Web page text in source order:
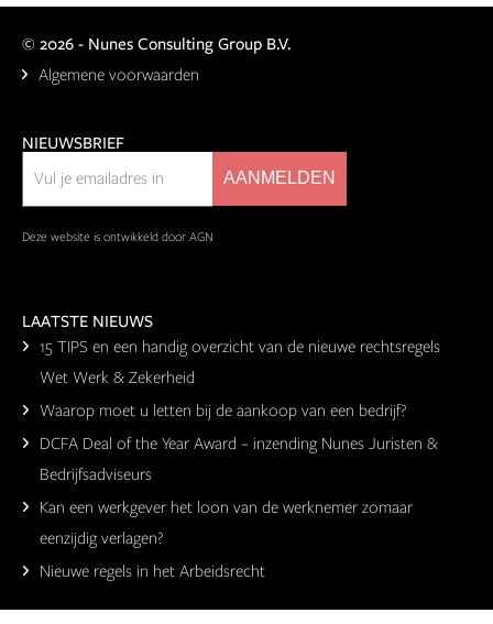
© 2026 - Nunes Consulting Group B.V.
Algemene voorwaarden
NIEUWSBRIEF
Deze website is ontwikkeld door AGN
LAATSTE NIEUWS
15 TIPS en een handig overzicht van de nieuwe rechtsregels
Wet Werk & Zekerheid
Waarop moet u letten bij de aankoop van een bedrijf?
DCFA Deal of the Year Award – inzending Nunes Juristen &
Bedrijfsadviseurs
Kan een werkgever het loon van de werknemer zomaar
eenzijdig verlagen?
Nieuwe regels in het Arbeidsrecht